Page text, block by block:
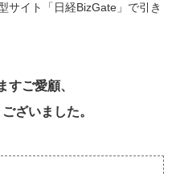
サイト「日経BizGate」で引き
すご愛顧、
ざいました。